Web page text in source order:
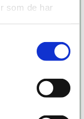
som de har